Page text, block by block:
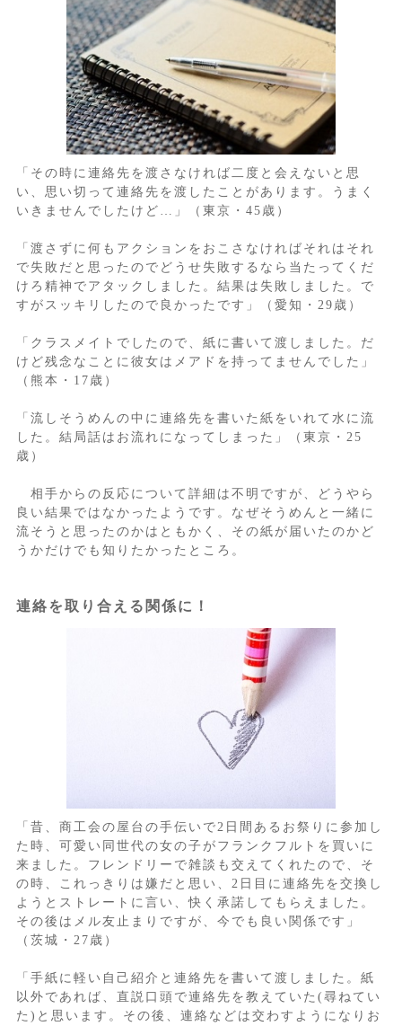
「その時に連絡先を渡さなければ二度と会えないと思
い、思い切って連絡先を渡したことがあります。うまく
いきませんでしたけど…」（東京・45歳）
「渡さずに何もアクションをおこさなければそれはそれ
で失敗だと思ったのでどうせ失敗するなら当たってくだ
けろ精神でアタックしました。結果は失敗しました。で
すがスッキリしたので良かったです」（愛知・29歳）
「クラスメイトでしたので、紙に書いて渡しました。だ
けど残念なことに彼女はメアドを持ってませんでした」
（熊本・17歳）
「流しそうめんの中に連絡先を書いた紙をいれて水に流
した。結局話はお流れになってしまった」（東京・25
歳）
相手からの反応について詳細は不明ですが、どうやら
良い結果ではなかったようです。なぜそうめんと一緒に
流そうと思ったのかはともかく、その紙が届いたのかど
うかだけでも知りたかったところ。
連絡を取り合える関係に！
「昔、商工会の屋台の手伝いで2日間あるお祭りに参加し
た時、可愛い同世代の女の子がフランクフルトを買いに
来ました。フレンドリーで雑談も交えてくれたので、そ
の時、これっきりは嫌だと思い、2日目に連絡先を交換し
ようとストレートに言い、快く承諾してもらえました。
その後はメル友止まりですが、今でも良い関係です」
（茨城・27歳）
「手紙に軽い自己紹介と連絡先を書いて渡しました。紙
以外であれば、直説口頭で連絡先を教えていた(尋ねてい
た)と思います。その後、連絡などは交わすようになりお